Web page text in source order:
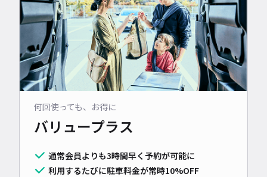
何回使っても、お得に
バリュープラス
通常会員よりも3時間早く予約が可能に
利用するたびに駐車料金が常時10%OFF